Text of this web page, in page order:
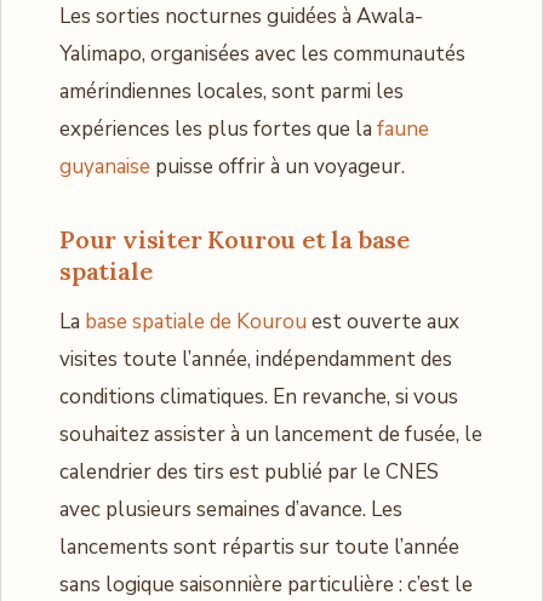
Les sorties nocturnes guidées à Awala-
Yalimapo, organisées avec les communautés
amérindiennes locales, sont parmi les
expériences les plus fortes que la faune
guyanaise puisse offrir à un voyageur.
Pour visiter Kourou et la base
spatiale
La base spatiale de Kourou est ouverte aux
visites toute l’année, indépendamment des
conditions climatiques. En revanche, si vous
souhaitez assister à un lancement de fusée, le
calendrier des tirs est publié par le CNES
avec plusieurs semaines d’avance. Les
lancements sont répartis sur toute l’année
sans logique saisonnière particulière : c’est le